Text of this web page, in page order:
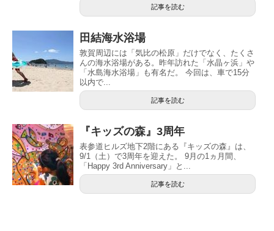
記事を読む
田結海水浴場
敦賀周辺には「気比の松原」だけでなく、たくさ
んの海水浴場がある。昨年訪れた「水晶ヶ浜」や
「水島海水浴場」も有名だ。 今回は、車で15分
以内で...
記事を読む
『キッズの森』3周年
表参道ヒルズ地下2階にある『キッズの森』は、
9/1（土）で3周年を迎えた。 9月の1ヵ月間、
「Happy 3rd Anniversary」と...
記事を読む